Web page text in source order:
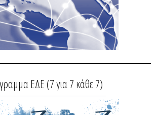
ΕΔΕ (7 για 7 κάθε 7)